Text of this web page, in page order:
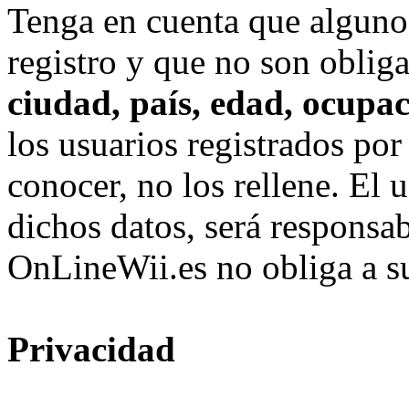
Tenga en cuenta que
registro y que no son
ciudad, país, edad,
los usuarios registrados
conocer, no los rellene. El
dichos datos, será
OnLineWii.es no obliga a
Privacidad